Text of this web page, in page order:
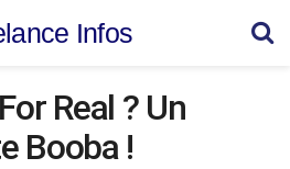
Infos
Real ? Un
Booba !